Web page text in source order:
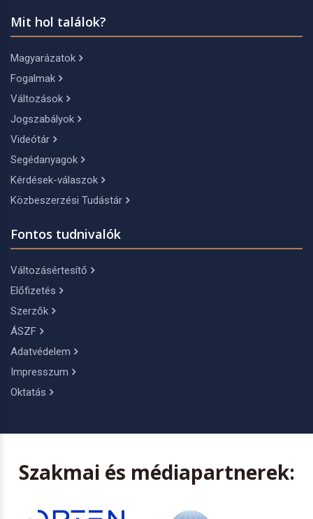
Mit hol találok?
Magyarázatok
Fogalmak
Változások
Jogszabályok
Videótár
Segédanyagok
Kérdések-válaszok
Közbeszerzési Tudástár
Fontos tudnivalók
Változásértesítő
Előfizetés
Szerzők
ÁSZF
Adatvédelem
Impresszum
Oktatás
Szakmai és médiapartnerek: